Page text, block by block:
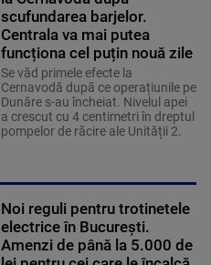
scufundarea barjelor.
Centrala va mai putea
funcționa cel puțin nouă zile
Se văd primele efecte la
Cernavodă după ce operațiunile pe
Dunăre s-au încheiat. Nivelul apei
a crescut cu 4 centimetri în dreptul
pompelor de răcire ale Unității 2.
Noi reguli pentru trotinetele
electrice în București.
Amenzi de până la 5.000 de